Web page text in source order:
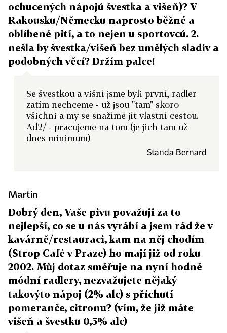
ochucených nápojů švestka a višeň)? V
Rakousku/Německu naprosto běžné a
oblíbené pití, a to nejen u sportovců. 2.
nešla by švestka/višeň bez umělých sladiv a
podobných věcí? Držím palce!
Se švestkou a višní jsme byli první, radler
zatím nechceme - už jsou "tam" skoro
všichni a my se snažíme jít vlastní cestou.
Ad2/ - pracujeme na tom (je jich tam už
dnes minimum)
Standa Bernard
Martin
Dobrý den, Vaše pivu považuji za to
nejlepší, co se u nás vyrábí a jsem rád že v
kavárně/restauraci, kam na něj chodím
(Strop Café v Praze) ho mají již od roku
2002. Můj dotaz směřuje na nyní hodně
módní radlery, nezvažujete nějaký
takovýto nápoj (2% alc) s příchutí
pomeranče, citronu? (vím, že již máte
višeň a švestku 0,5% alc)